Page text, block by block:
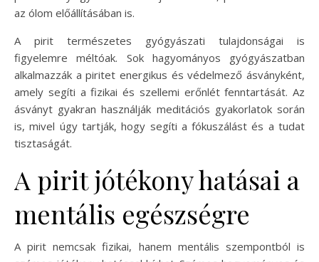
az ólom előállításában is.
A pirit természetes gyógyászati tulajdonságai is
figyelemre méltóak. Sok hagyományos gyógyászatban
alkalmazzák a piritet energikus és védelmező ásványként,
amely segíti a fizikai és szellemi erőnlét fenntartását. Az
ásványt gyakran használják meditációs gyakorlatok során
is, mivel úgy tartják, hogy segíti a fókuszálást és a tudat
tisztaságát.
A pirit jótékony hatásai a
mentális egészségre
A pirit nemcsak fizikai, hanem mentális szempontból is